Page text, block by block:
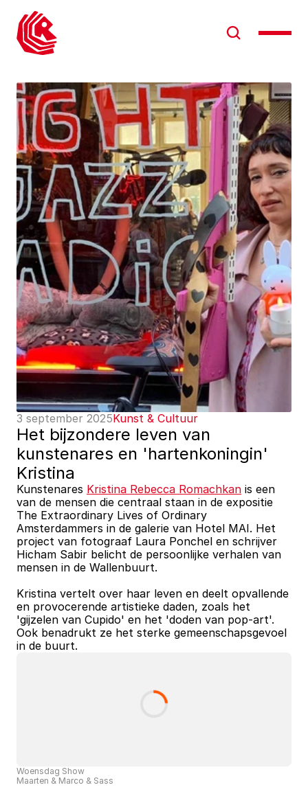
3 september 2025Kunst & Cultuur
Het bijzondere leven van
kunstenares en 'hartenkoningin'
Kristina
Kunstenares Kristina Rebecca Romachkan is een
van de mensen die centraal staan in de expositie
The Extraordinary Lives of Ordinary
Amsterdammers in de galerie van Hotel MAI. Het
project van fotograaf Laura Ponchel en schrijver
Hicham Sabir belicht de persoonlijke verhalen van
mensen in de Wallenbuurt.
Kristina vertelt over haar leven en deelt opvallende
en provocerende artistieke daden, zoals het
'gijzelen van Cupido' en het 'doden van pop-art'.
Ook benadrukt ze het sterke gemeenschapsgevoel
in de buurt.
Woensdag Show
Maarten & Marco & Sass